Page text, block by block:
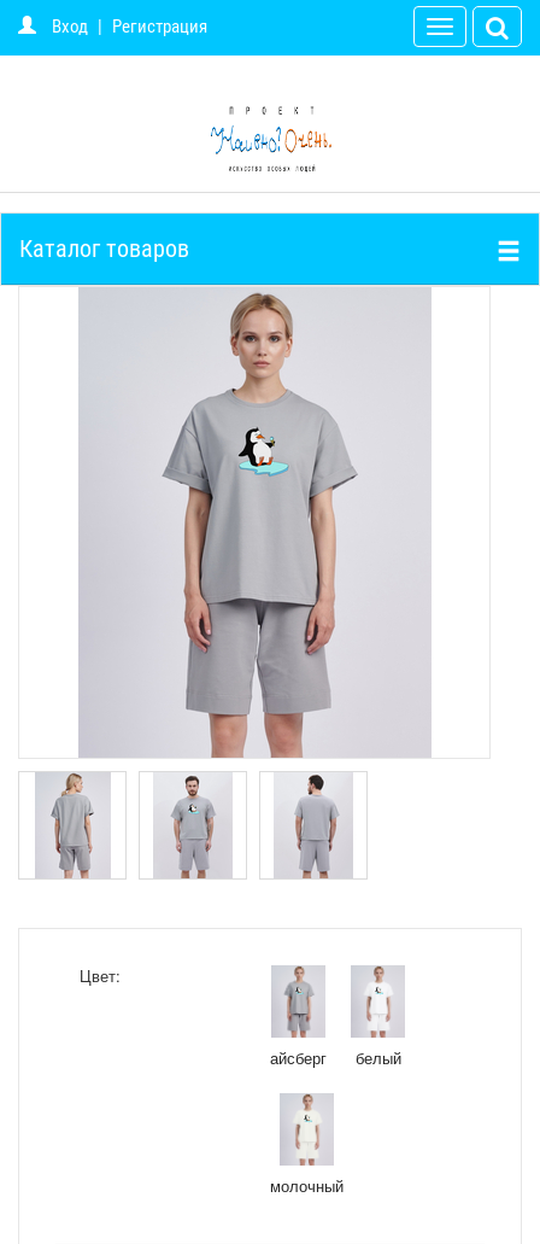
Вход | Регистрация
Toggle
navigation
Каталог товаров
Цвет:
айсберг белый
молочный